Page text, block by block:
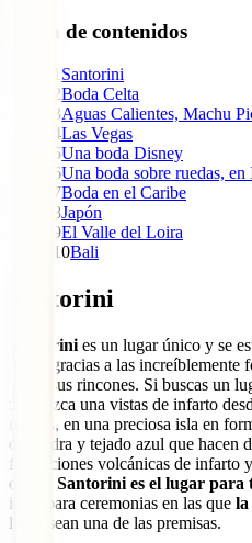
Tabla de contenidos
Santorini
2Boda Celta
3Aguas Calientes, Machu
4Las Vegas
5Una boda Disney
6Una boda sobre ruedas,
7Boda en el Caribe
8Japón
9El Valle del Loira
10Bali
Santorini
Santorini es un lugar único y se
moda gracias a las increíblemente
todos sus rincones. Si buscas un
te ofrezca una vistas de infarto
metros, en una preciosa isla en
de piedra y tejado azul que hacen
formaciones volcánicas de infarto
olivar: Santorini es el lugar para
ideal para ceremonias en las que la
lugar sean una de las premisas.